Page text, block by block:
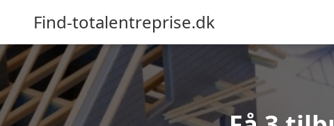
Find-totalentreprise.dk